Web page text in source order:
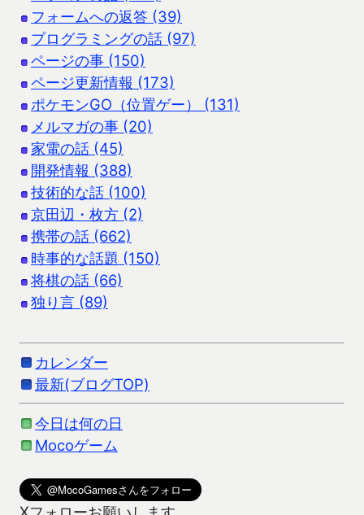
フォームへの返答 (39)
プログラミングの話 (97)
ページの事 (150)
ページ更新情報 (173)
ポケモンGO（位置ゲー） (131)
メルマガの事 (20)
家電の話 (45)
開発情報 (388)
技術的な話 (100)
京田辺・枚方 (2)
携帯の話 (662)
時事的な話題 (150)
将棋の話 (66)
独り言 (89)
カレンダー
最新(ブログTOP)
今日は何の日
Mocoゲーム
Xフォローお願いします。